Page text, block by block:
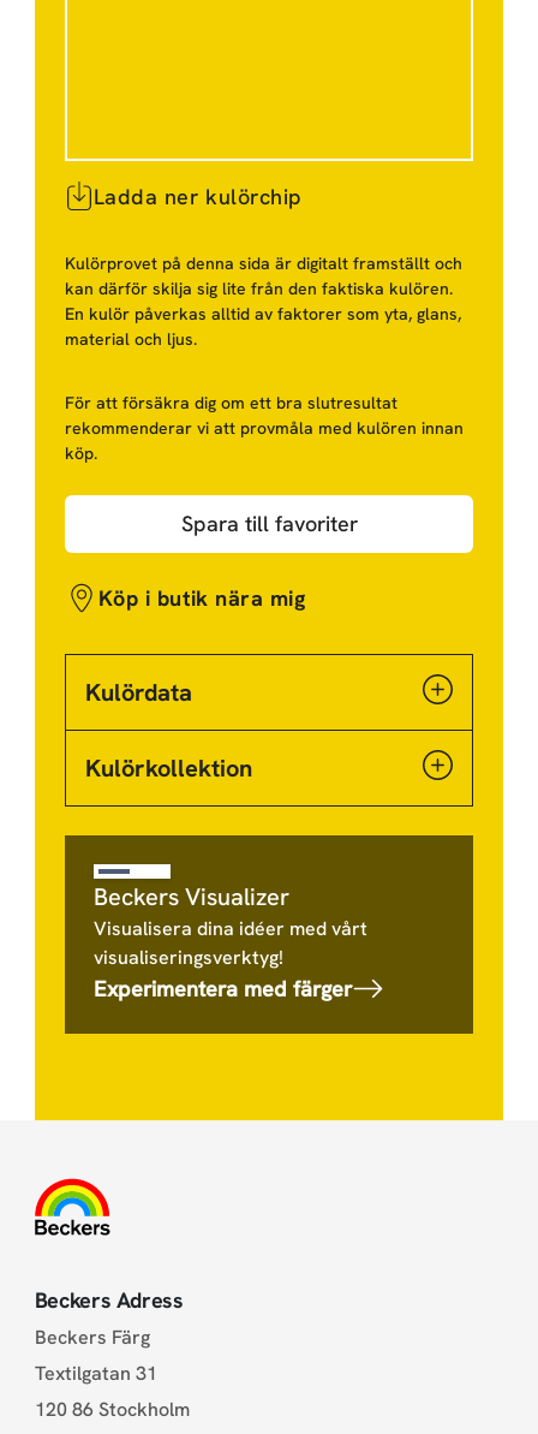
Ladda ner kulörchip
Kulörprovet på denna sida är digitalt framställt och
kan därför skilja sig lite från den faktiska kulören.
En kulör påverkas alltid av faktorer som yta, glans,
material och ljus.
För att försäkra dig om ett bra slutresultat
rekommenderar vi att provmåla med kulören innan
köp.
Spara till favoriter
Köp i butik nära mig
Kulördata
Kulörkollektion
Beckers Visualizer
Visualisera dina idéer med vårt
visualiseringsverktyg!
Experimentera med färger
Beckers Adress
Beckers Färg
Textilgatan 31
120 86 Stockholm